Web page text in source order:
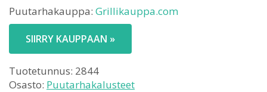
Puutarhakauppa: Grillikauppa.com
SIIRRY KAUPPAAN »
Tuotetunnus: 2844
Osasto: Puutarhakalusteet